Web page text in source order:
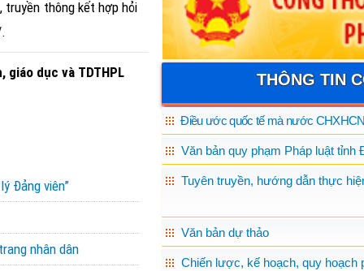
thông kết hợp hỏi
giáo dục và TDTHPL
Đảng viên”
nhân dân
THÔNG TIN
Điều ước quốc tế mà nước
Văn bản quy phạm Pháp luật tỉnh
Tuyên truyền, hướng dẫn thực
Văn bản dự thảo
Chiến lược, kế hoạch, quy hoạch